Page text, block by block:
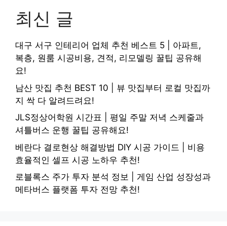
최신 글
대구 서구 인테리어 업체 추천 베스트 5 | 아파트,
복층, 원룸 시공비용, 견적, 리모델링 꿀팁 공유해
요!
남산 맛집 추천 BEST 10 | 뷰 맛집부터 로컬 맛집까
지 싹 다 알려드려요!
JLS정상어학원 시간표 | 평일 주말 저녁 스케줄과
셔틀버스 운행 꿀팁 공유해요!
베란다 결로현상 해결방법 DIY 시공 가이드 | 비용
효율적인 셀프 시공 노하우 추천!
로블록스 주가 투자 분석 정보 | 게임 산업 성장성과
메타버스 플랫폼 투자 전망 추천!